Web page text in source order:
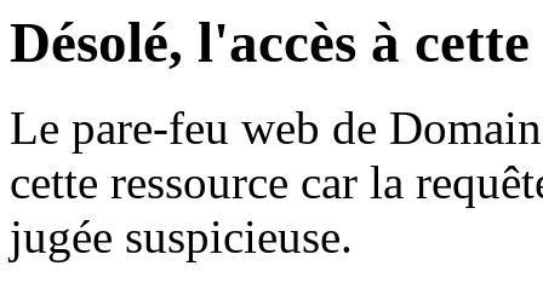
Désolé, l'accès à
Le pare-feu web de
cette ressource car la
jugée suspicieuse.